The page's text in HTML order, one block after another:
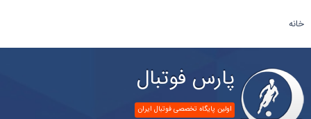
خانه
پارس فوتبال
اولین پایگاه تخصصی فوتبال ایران